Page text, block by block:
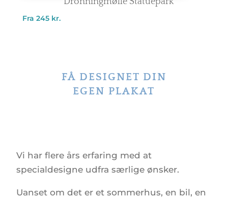
Fra 245 kr.
FÅ DESIGNET DIN
EGEN PLAKAT
Vi har flere års erfaring med at
specialdesigne udfra særlige ønsker.
Uanset om det er et sommerhus, en bil, en